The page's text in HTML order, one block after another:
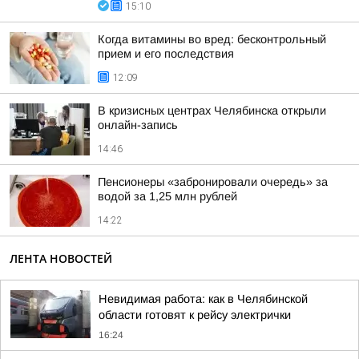
15:10
Когда витамины во вред: бесконтрольный
прием и его последствия
12:09
В кризисных центрах Челябинска открыли
онлайн-запись
14:46
Пенсионеры «забронировали очередь» за
водой за 1,25 млн рублей
14:22
ЛЕНТА НОВОСТЕЙ
Невидимая работа: как в Челябинской
области готовят к рейсу электрички
16:24